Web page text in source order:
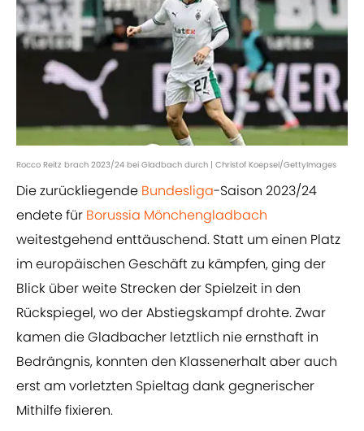
Rocco Reitz brach 2023/24 bei Gladbach durch | Christof Koepsel/GettyImages
Die zurückliegende Bundesliga-Saison 2023/24
endete für Borussia Mönchengladbach
weitestgehend enttäuschend. Statt um einen Platz
im europäischen Geschäft zu kämpfen, ging der
Blick über weite Strecken der Spielzeit in den
Rückspiegel, wo der Abstiegskampf drohte. Zwar
kamen die Gladbacher letztlich nie ernsthaft in
Bedrängnis, konnten den Klassenerhalt aber auch
erst am vorletzten Spieltag dank gegnerischer
Mithilfe fixieren.